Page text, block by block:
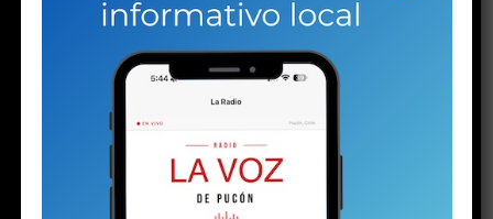
DELINCUENCIA
NARCOTRÁFICO
PUCON VIOLENCIA
NO TE PIERDAS
Mes de las Termas: una buena iniciativa